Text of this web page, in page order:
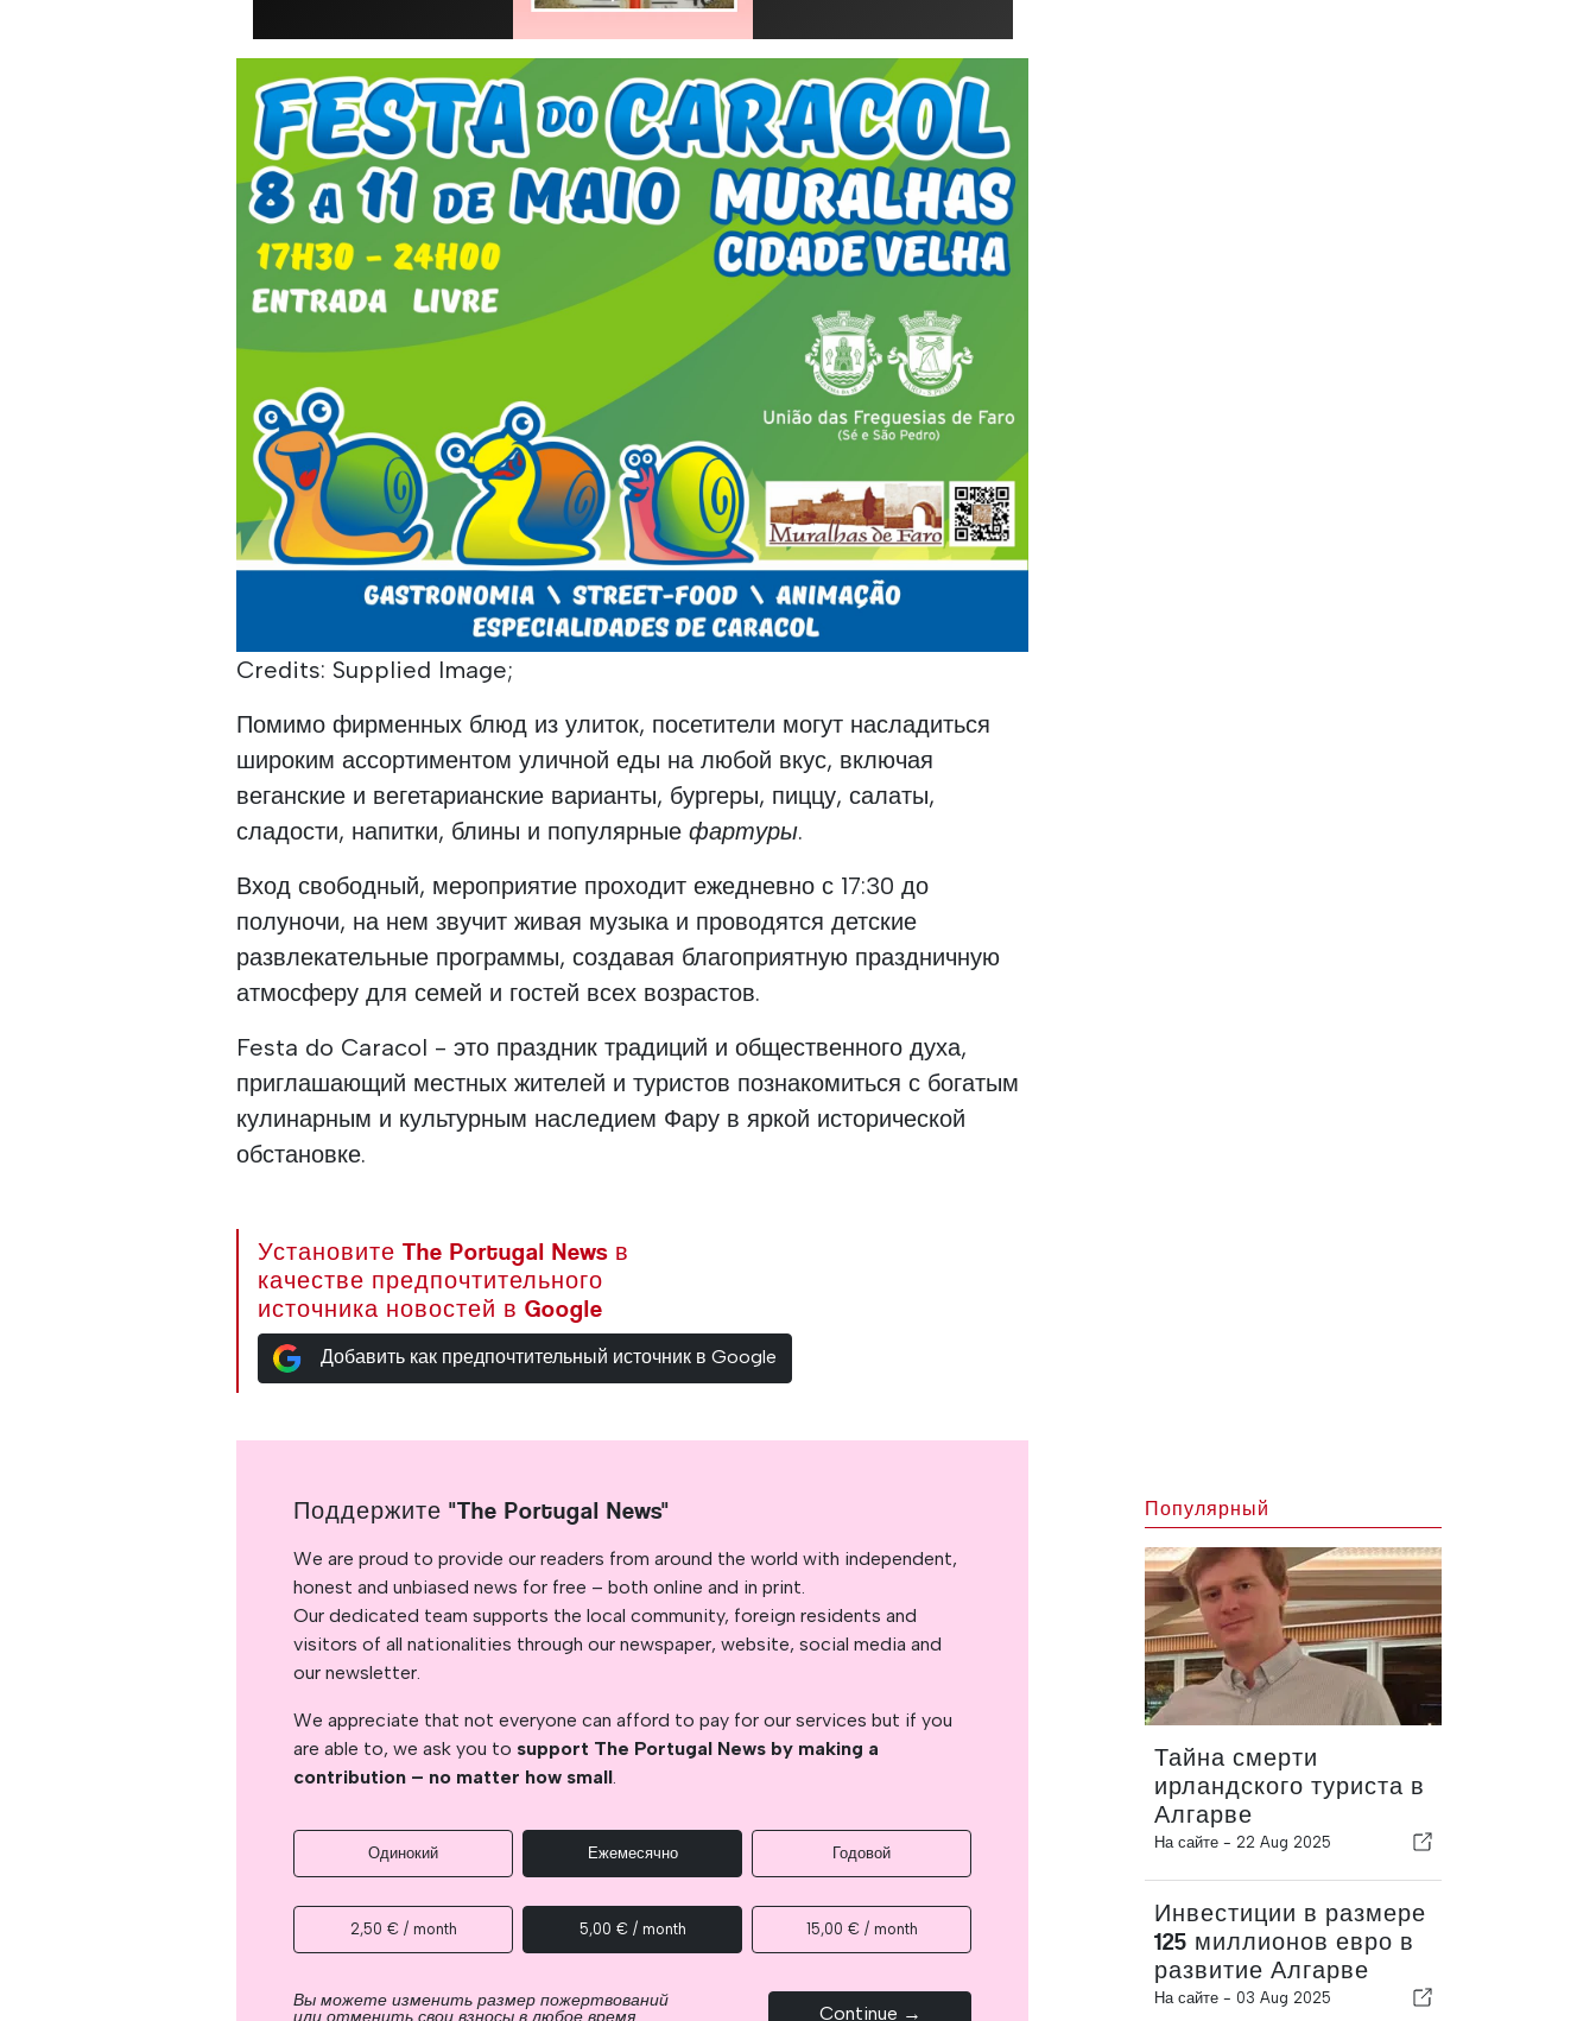
Credits: Supplied Image;
Помимо фирменных блюд из улиток, посетители могут насладиться
широким ассортиментом уличной еды на любой вкус, включая
веганские и вегетарианские варианты, бургеры, пиццу, салаты,
сладости, напитки, блины и популярныефартуры.
Вход свободный, мероприятие проходит ежедневно с 17:30 до
полуночи, на нем звучит живая музыка и проводятся детские
развлекательные программы, создавая благоприятную праздничную
атмосферу для семей и гостей всех возрастов.
Festa do Caracol - это праздник традиций и общественного духа,
приглашающий местных жителей и туристов познакомиться с богатым
кулинарным и культурным наследием Фару в яркой исторической
обстановке.
Установите The Portugal News в
качестве предпочтительного
источника новостей в Google
Добавить как предпочтительный источник в Google
Поддержите "The Portugal News"
We are proud to provide our readers from around the world with independent,
honest and unbiased news for free – both online and in print.
Our dedicated team supports the local community, foreign residents and
visitors of all nationalities through our newspaper, website, social media and
our newsletter.
We appreciate that not everyone can afford to pay for our services but if you
are able to, we ask you to support The Portugal News by making a
contribution – no matter how small.
Одинокий Ежемесячно Годовой
2,50 € / month 5,00 € / month 15,00 € / month
Вы можете изменить размер пожертвований
или отменить свои взносы в любое время Continue →
Популярный
Тайна смерти
ирландского туриста в
Алгарве
На сайте - 22 Aug 2025
Инвестиции в размере
125 миллионов евро в
развитие Алгарве
На сайте - 03 Aug 2025